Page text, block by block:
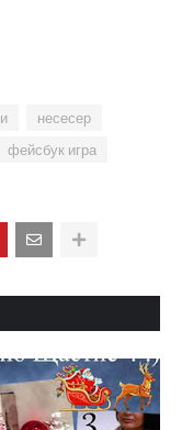
несесер
фейсбук игра